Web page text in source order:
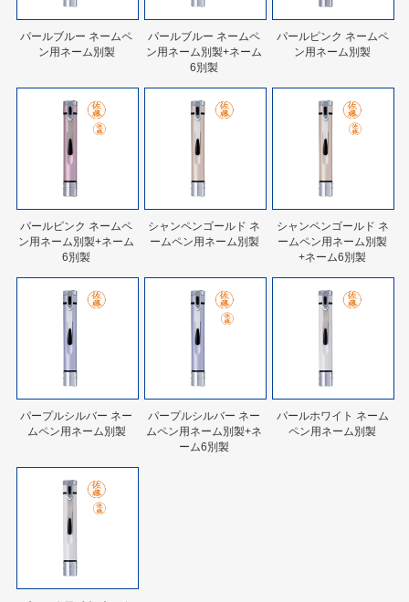
パールブルー ネームペ
ン用ネーム別製
パールブルー ネームペ
ン用ネーム別製+ネーム
6別製
パールピンク ネームペ
ン用ネーム別製
パールピンク ネームペ
ン用ネーム別製+ネーム
6別製
シャンペンゴールド ネ
ームペン用ネーム別製
シャンペンゴールド ネ
ームペン用ネーム別製
+ネーム6別製
パープルシルバー ネー
ムペン用ネーム別製
パープルシルバー ネー
ムペン用ネーム別製+ネ
ーム6別製
パールホワイト ネーム
ペン用ネーム別製